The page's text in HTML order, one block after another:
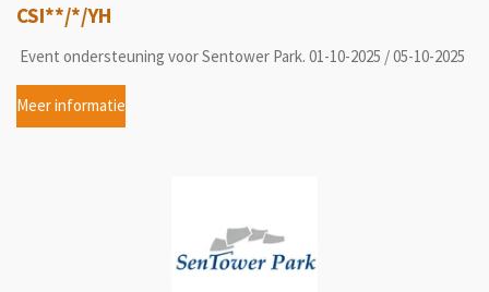
CSI**/*/YH
Event ondersteuning voor Sentower Park. 01-10-2025 / 05-10-2025
Meer informatie